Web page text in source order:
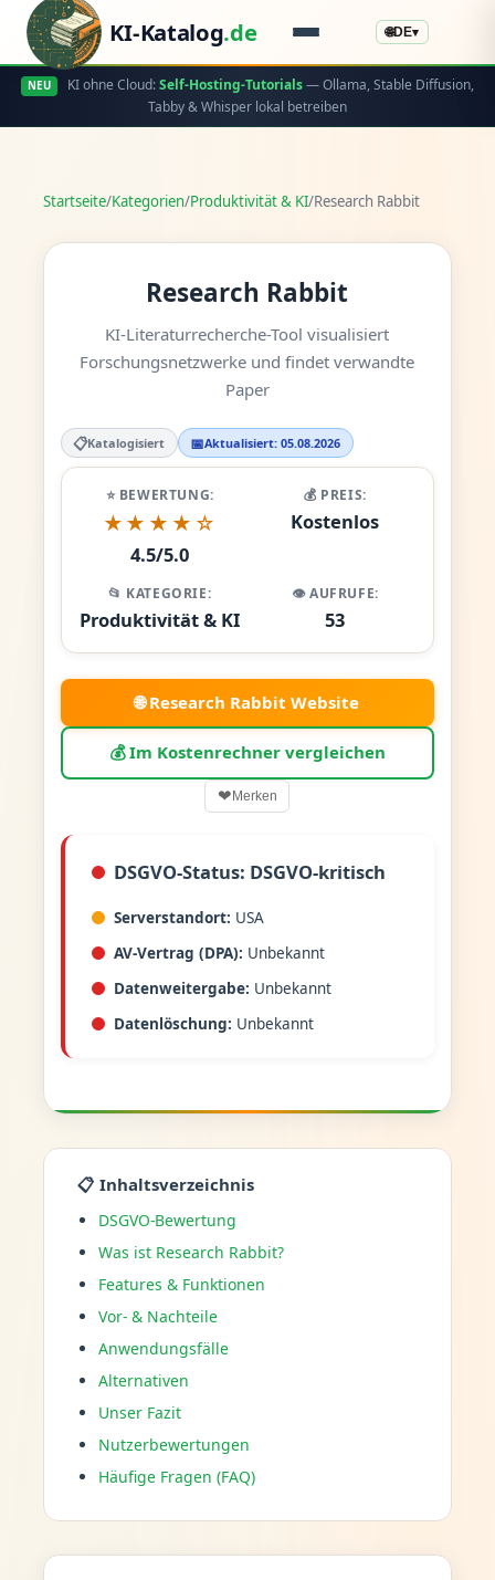
KI-Katalog.de 🌐DE▾
NEU KI ohne Cloud:Self-Hosting-Tutorials— Ollama, Stable Diffusion,
Tabby & Whisper lokal betreiben
Startseite/Kategorien/Produktivität & KI/Research Rabbit
Research Rabbit
KI-Literaturrecherche-Tool visualisiert
Forschungsnetzwerke und findet verwandte
Paper
📋Katalogisiert 📅Aktualisiert: 05.08.2026
⭐ BEWERTUNG:
★★★★☆
4.5/5.0
💰 PREIS:
Kostenlos
📂 KATEGORIE:
Produktivität & KI
👁️ AUFRUFE:
53
🌐 Research Rabbit Website
💰 Im Kostenrechner vergleichen
❤Merken
DSGVO-Status: DSGVO-kritisch
Serverstandort: USA
AV-Vertrag (DPA): Unbekannt
Datenweitergabe: Unbekannt
Datenlöschung: Unbekannt
📋 Inhaltsverzeichnis
DSGVO-Bewertung
Was ist Research Rabbit?
Features & Funktionen
Vor- & Nachteile
Anwendungsfälle
Alternativen
Unser Fazit
Nutzerbewertungen
Häufige Fragen (FAQ)